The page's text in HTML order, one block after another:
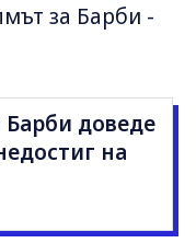
за Барби -
доведе
на